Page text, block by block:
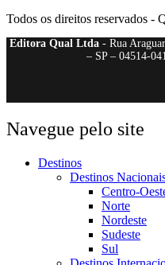
Todos os direitos reservados -
Editora Qual Ltda- Rua
– SP – 04514-
Navegue pelo site
Destinos
Destinos
Centro-
Norte
Nordeste
Sudeste
Sul